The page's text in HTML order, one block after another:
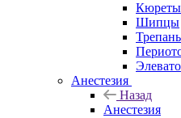
Кюреты
Шипцы
Анестезия
Назад
Анестезия